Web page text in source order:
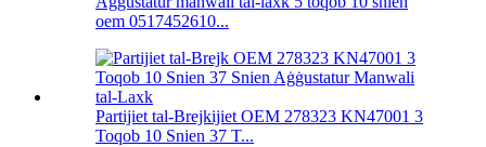
oem 0517452610...
Partijiet tal-Brejkijiet OEM 278323 KN47001 3
Toqob 10 Snien 37 T...